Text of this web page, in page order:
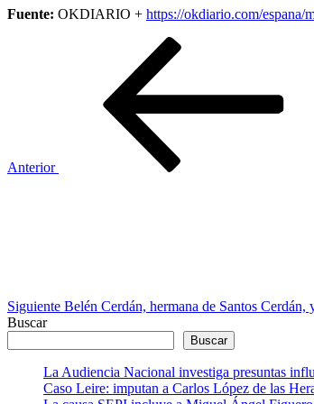
Fuente: OKDIARIO + https://okdiario.com/espana/
Anterior
Siguiente Belén Cerdán, hermana de Santos
Buscar
Buscar
La Audiencia Nacional investiga presuntas
Caso Leire: imputan a Carlos López de las